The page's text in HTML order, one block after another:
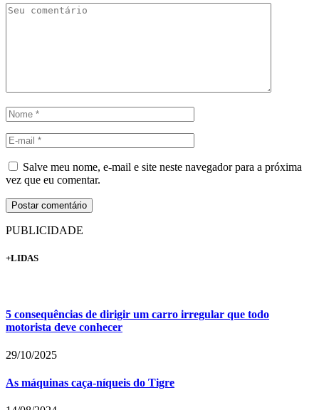
Salve meu nome, e-mail e site neste navegador para a próxima
vez que eu comentar.
PUBLICIDADE
+LIDAS
5 consequências de dirigir um carro irregular que todo
motorista deve conhecer
29/10/2025
As máquinas caça-níqueis do Tigre